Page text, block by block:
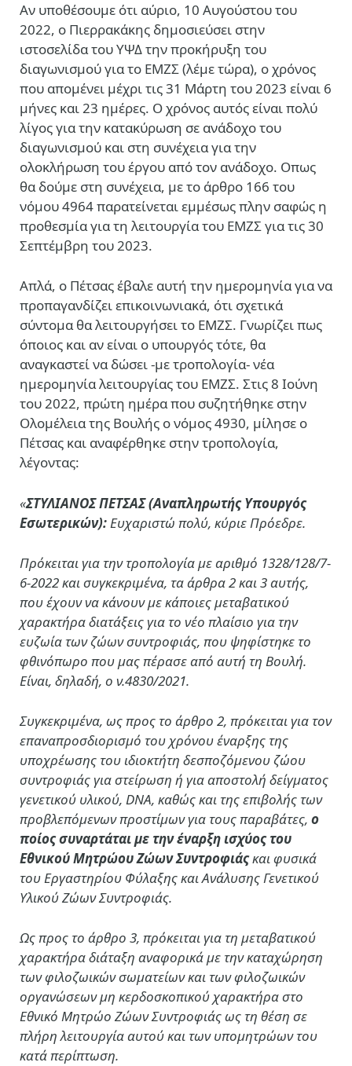
Αν υποθέσουμε ότι αύριο, 10 Αυγούστου του
2022, ο Πιερρακάκης δημοσιεύσει στην
ιστοσελίδα του ΥΨΔ την προκήρυξη του
διαγωνισμού για το ΕΜΖΣ (λέμε τώρα), ο χρόνος
που απομένει μέχρι τις 31 Μάρτη του 2023 είναι 6
μήνες και 23 ημέρες. Ο χρόνος αυτός είναι πολύ
λίγος για την κατακύρωση σε ανάδοχο του
διαγωνισμού και στη συνέχεια για την
ολοκλήρωση του έργου από τον ανάδοχο. Οπως
θα δούμε στη συνέχεια, με το άρθρο 166 του
νόμου 4964 παρατείνεται εμμέσως πλην σαφώς η
προθεσμία για τη λειτουργία του ΕΜΖΣ για τις 30
Σεπτέμβρη του 2023.
Απλά, ο Πέτσας έβαλε αυτή την ημερομηνία για να
προπαγανδίζει επικοινωνιακά, ότι σχετικά
σύντομα θα λειτουργήσει το ΕΜΖΣ. Γνωρίζει πως
όποιος και αν είναι ο υπουργός τότε, θα
αναγκαστεί να δώσει -με τροπολογία- νέα
ημερομηνία λειτουργίας του ΕΜΖΣ. Στις 8 Ιούνη
του 2022, πρώτη ημέρα που συζητήθηκε στην
Ολομέλεια της Βουλής ο νόμος 4930, μίλησε ο
Πέτσας και αναφέρθηκε στην τροπολογία,
λέγοντας:
«ΣΤΥΛΙΑΝΟΣ ΠΕΤΣΑΣ (Αναπληρωτής Υπουργός
Εσωτερικών):Ευχαριστώ πολύ, κύριε Πρόεδρε.
Πρόκειται για την τροπολογία με αριθμό 1328/128/7-
6-2022 και συγκεκριμένα, τα άρθρα 2 και 3 αυτής,
που έχουν να κάνουν με κάποιες μεταβατικού
χαρακτήρα διατάξεις για το νέο πλαίσιο για την
ευζωία των ζώων συντροφιάς, που ψηφίστηκε το
φθινόπωρο που μας πέρασε από αυτή τη Βουλή.
Είναι, δηλαδή, ο ν.4830/2021.
Συγκεκριμένα, ως προς το άρθρο 2, πρόκειται για τον
επαναπροσδιορισμό του χρόνου έναρξης της
υποχρέωσης του ιδιοκτήτη δεσποζόμενου ζώου
συντροφιάς για στείρωση ή για αποστολή δείγματος
γενετικού υλικού, DNA, καθώς και της επιβολής των
προβλεπόμενων προστίμων για τους παραβάτες, ο
ποίος συναρτάται με την έναρξη ισχύος του
Εθνικού Μητρώου Ζώων Συντροφιάςκαι φυσικά
του Εργαστηρίου Φύλαξης και Ανάλυσης Γενετικού
Υλικού Ζώων Συντροφιάς.
Ως προς το άρθρο 3, πρόκειται για τη μεταβατικού
χαρακτήρα διάταξη αναφορικά με την καταχώρηση
των φιλοζωικών σωματείων και των φιλοζωικών
οργανώσεων μη κερδοσκοπικού χαρακτήρα στο
Εθνικό Μητρώο Ζώων Συντροφιάς ως τη θέση σε
πλήρη λειτουργία αυτού και των υπομητρώων του
κατά περίπτωση.